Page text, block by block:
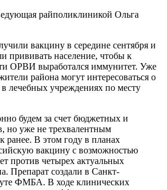
райполиклиникой Ольга
вакцину в середине сентября и
прививать население, чтобы к
ОРВИ выработался иммунитет. Уже
района могут интересоваться о
лечебных учреждениях по месту
будем за счет бюджетных и
но уже не трехвалентным
ранее. В этом году в планах
вакцину с возможностью
против четырех актуальных
Препарат создали в Санкт-
ФМБА. В ходе клинических